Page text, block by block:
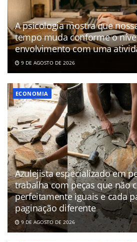
A psicologia mostra que
tempo muda conforme o
envolvimento com uma
9 DE AGOSTO DE 2026
ECONOMIA
Azulejista especializado em
trabalha com peças que não
perfeitamente iguais e cada
paginação diferente
9 DE AGOSTO DE 2026